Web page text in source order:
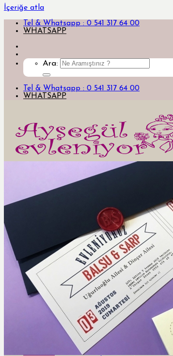
İçeriğe atla
Tel & Whatsapp : 0 541 317 64 00
WHATSAPP
Ara:
Tel & Whatsapp : 0 541 317 64 00
WHATSAPP
Davetiye
Yeni Tasarım Davetiye ve Hediyeler
Özel Tasarım Davetiyeler
Lazer Kesimli Davetiyeler
3 Boyutlu 3d davetiyeler
Pleksi Davetiyeler
Kutulu Davetiyeler
Yurt Dışı Tasarım Davetiyeler
Bar & Bat Mitzvah Davetiyeler
Kumaş Davetiyeler
Ahşap Davetiyeler
Şişe Davetiyeler
Temalı Davetiyeler